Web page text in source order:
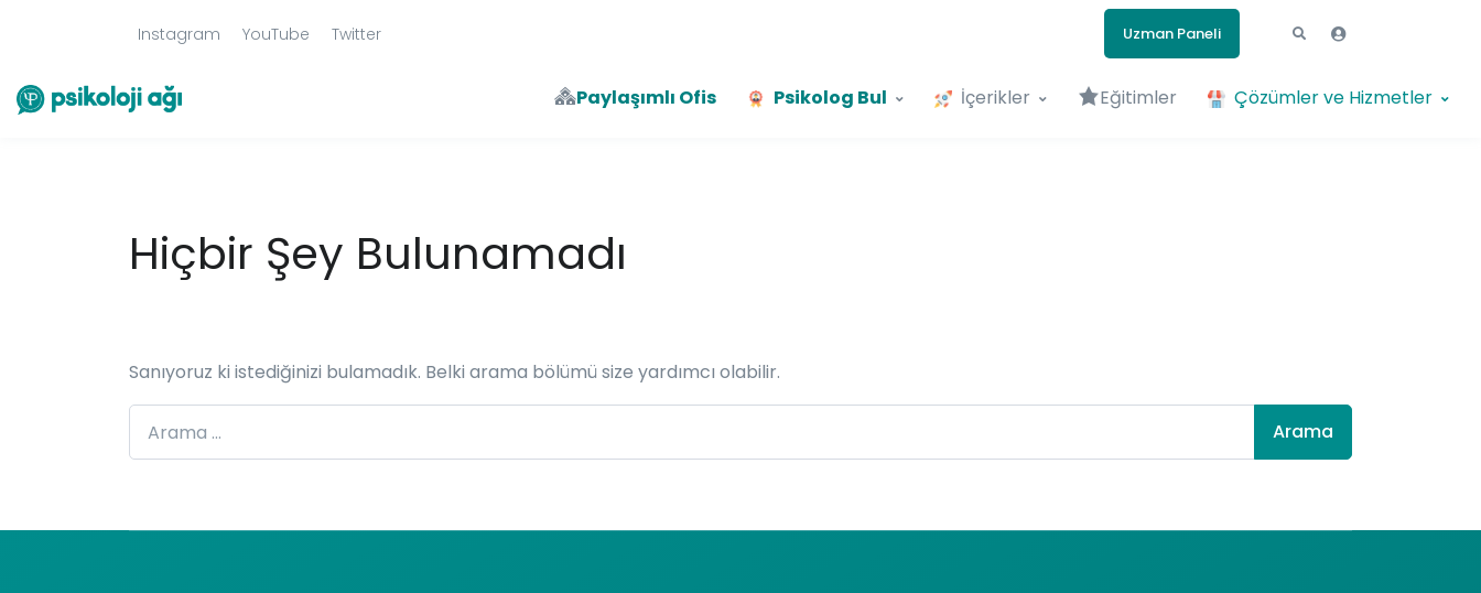
Instagram YouTube Twitter Uzman Paneli
Paylaşımlı Ofis Psikolog Bul İçerikler Eğitimler Çözümler ve Hizmetler
Hiçbir Şey Bulunamadı
Sanıyoruz ki istediğinizi bulamadık. Belki arama bölümü size yardımcı olabilir.
Arama: